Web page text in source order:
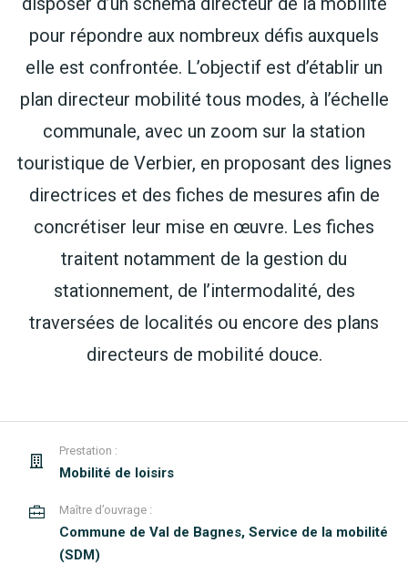
pour répondre aux nombreux défis auxquels
elle est confrontée. L’objectif est d’établir un
plan directeur mobilité tous modes, à l’échelle
communale, avec un zoom sur la station
touristique de Verbier, en proposant des lignes
directrices et des fiches de mesures afin de
concrétiser leur mise en œuvre. Les fiches
traitent notamment de la gestion du
stationnement, de l’intermodalité, des
traversées de localités ou encore des plans
directeurs de mobilité douce.
Prestation :
Mobilité de loisirs
Maître d’ouvrage :
Commune de Val de Bagnes, Service de la mobilité
(SDM)